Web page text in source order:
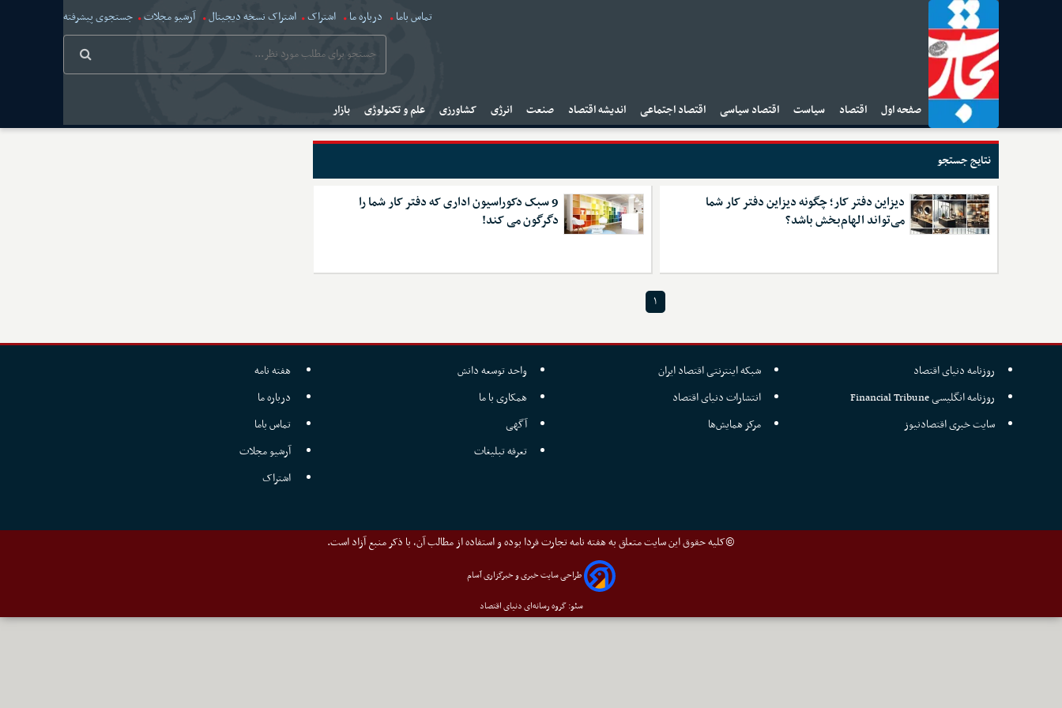
تماس باما درباره ما اشتراک اشتراک نسخه دیجیتال آرشیو مجلات جستجوی پیشرفته
صفحه اول اقتصاد سیاست اقتصاد سیاسی اقتصاد اجتماعی اندیشه اقتصاد صنعت انرژی کشاورزی علم و تکنولوژی بازار
نتایج جستجو
دیزاین دفتر کار؛ چگونه دیزاین دفتر کار شما
می‌تواند الهام‌بخش باشد؟
9 سبک دکوراسیون اداری که دفتر کار شما را
دگرگون می کند!
۱
روزنامه دنیای اقتصاد
روزنامه انگلیسی Financial Tribune
سایت خبری اقتصادنیوز
شبکه اینترنتی اقتصاد ایران
انتشارات دنیای اقتصاد
مرکز همایش‌ها
واحد توسعه دانش
همکاری با ما
آگهی
تعرفه تبلیغات
هفته نامه
درباره ما
تماس باما
آرشیو مجلات
اشتراک
©کلیه حقوق این سایت متعلق به هفته نامه تجارت فردا بوده و استفاده از مطالب آن، با ذکر منبع آزاد است.
طراحی سایت خبری و خبرگزاری آسام
سئو: گروه رسانه‌ای دنیای اقتصاد